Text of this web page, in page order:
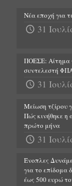
Νέα εποχή για
31
ΠΟΕΣΕ: Αίτημα
συντελεστή
31
Μείωση τζίρου
Πώς κινήθηκε η
πρώτο μήνα
31
Ένοπλες
για το επίδομα
έως 500 ευρώ